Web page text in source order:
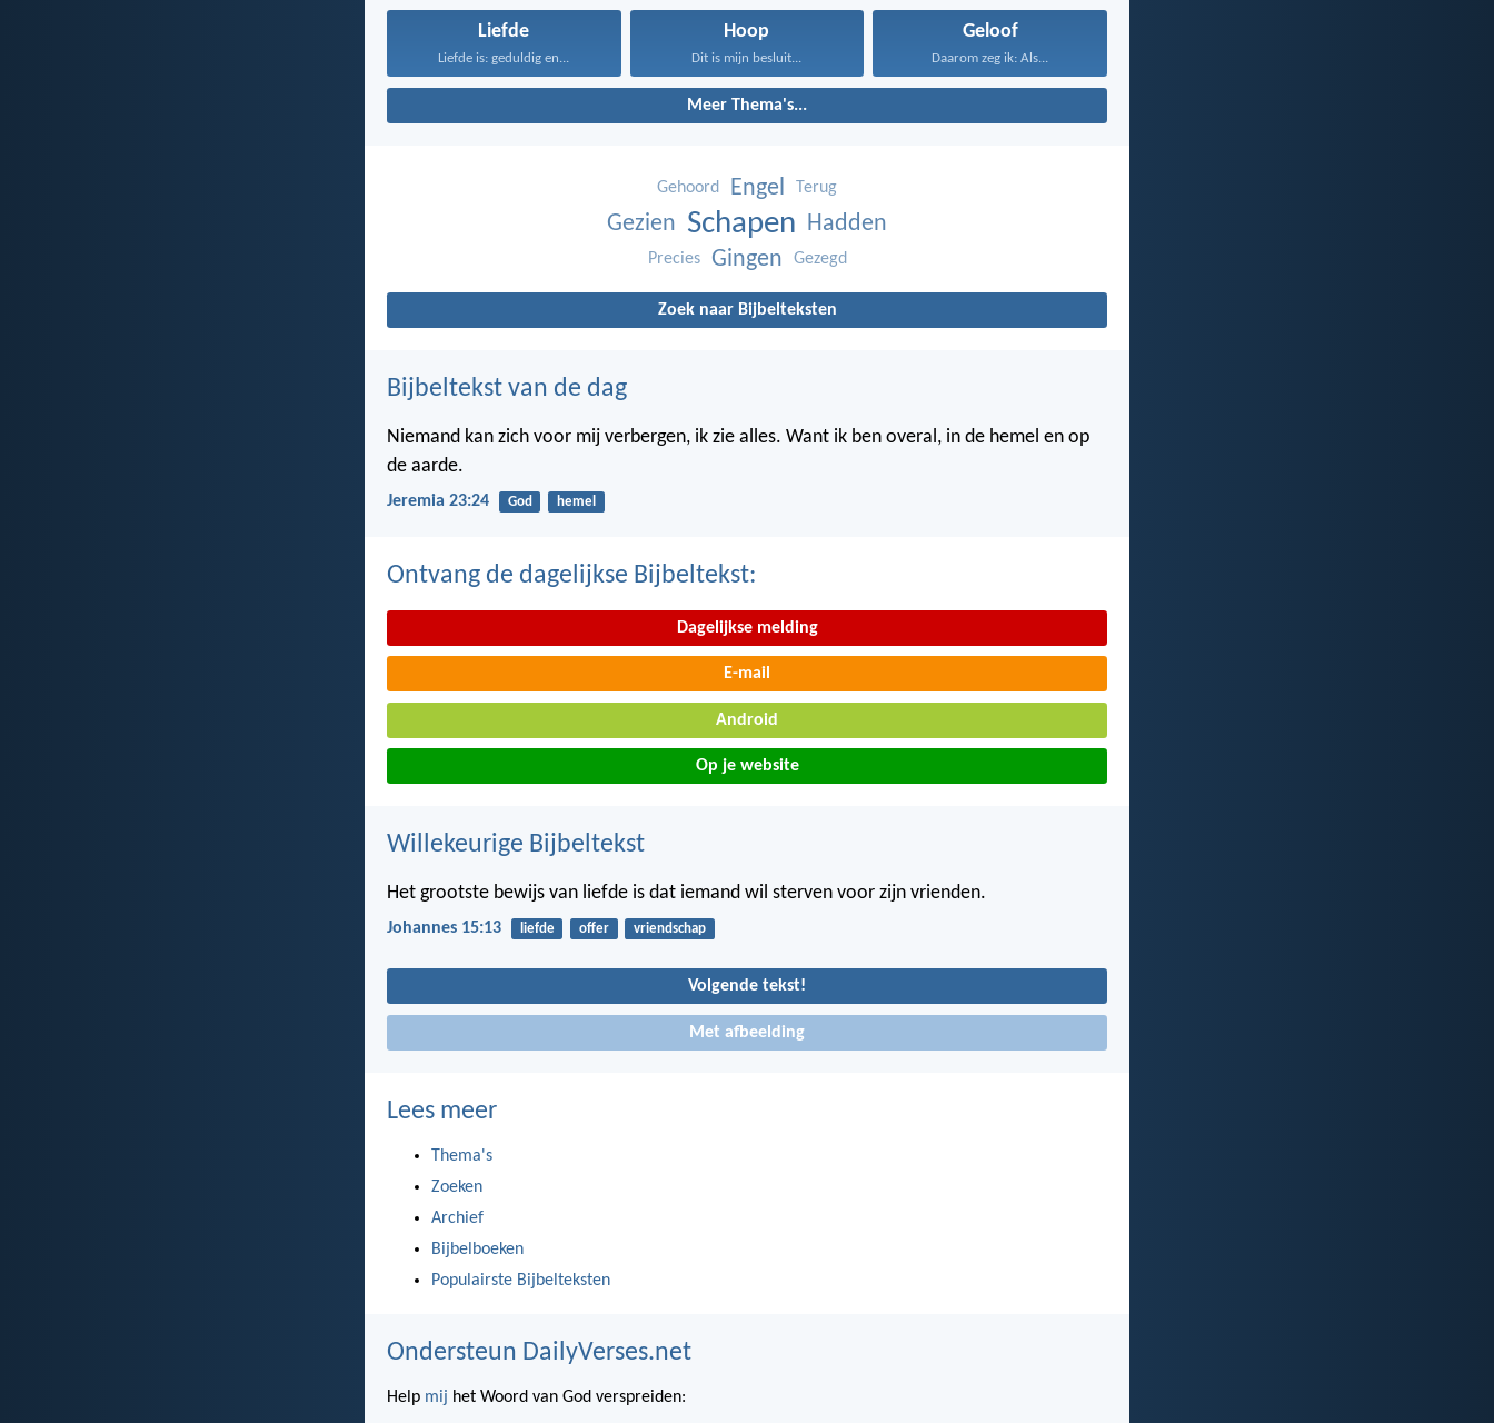
Liefde
Liefde is: geduldig en...
Hoop
Dit is mijn besluit...
Geloof
Daarom zeg ik: Als...
Meer Thema's...
Gehoord Engel Terug
Gezien Schapen Hadden
Precies Gingen Gezegd
Zoek naar Bijbelteksten
Bijbeltekst van de dag
Niemand kan zich voor mij verbergen, ik zie alles. Want ik ben overal, in de hemel en op
de aarde.
Jeremia 23:24 God hemel
Ontvang de dagelijkse Bijbeltekst:
Dagelijkse melding
E-mail
Android
Op je website
Willekeurige Bijbeltekst
Het grootste bewijs van liefde is dat iemand wil sterven voor zijn vrienden.
Johannes 15:13 liefde offer vriendschap
Volgende tekst!
Met afbeelding
Lees meer
Thema's
Zoeken
Archief
Bijbelboeken
Populairste Bijbelteksten
Ondersteun DailyVerses.net
Help mij het Woord van God verspreiden: